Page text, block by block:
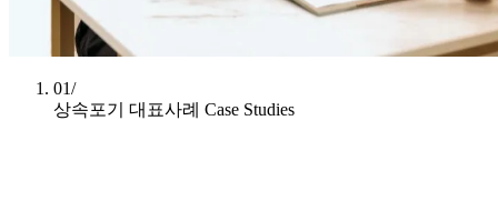
01/
상속포기 대표사례 Case Studies